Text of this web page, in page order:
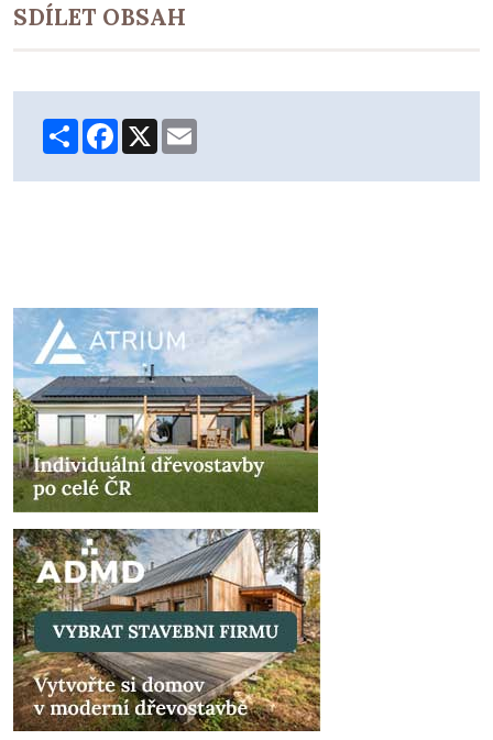
SDÍLET OBSAH
ShareFacebook
X